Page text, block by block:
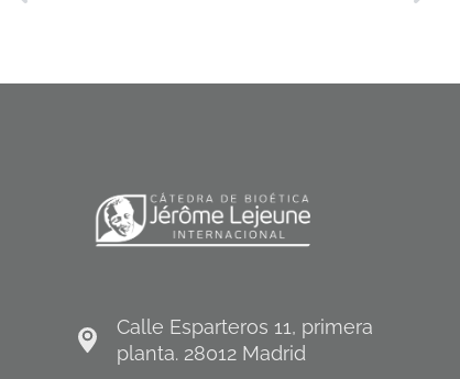
Calle Esparteros 11, primera
planta. 28012 Madrid